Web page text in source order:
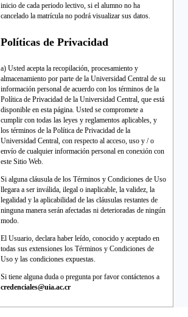
inicio de cada periodo lectivo, si el alumno no ha
cancelado la matrícula no podrá visualizar sus datos.
Políticas de Privacidad
a) Usted acepta la recopilación, procesamiento y
almacenamiento por parte de la Universidad Central de su
información personal de acuerdo con los términos de la
Política de Privacidad de la Universidad Central, que está
disponible en esta página. Usted se compromete a
cumplir con todas las leyes y reglamentos aplicables, y
los términos de la Política de Privacidad de la
Universidad Central, con respecto al acceso, uso y / o
envío de cualquier información personal en conexión con
este Sitio Web.
Si alguna cláusula de los Términos y Condiciones de Uso
llegara a ser inválida, ilegal o inaplicable, la validez, la
legalidad y la aplicabilidad de las cláusulas restantes de
ninguna manera serán afectadas ni deterioradas de ningún
modo.
El Usuario, declara haber leído, conocido y aceptado en
todas sus extensiones los Términos y Condiciones de
Uso y las condiciones expuestas.
Si tiene alguna duda o pregunta por favor contáctenos a
credenciales@uia.ac.cr